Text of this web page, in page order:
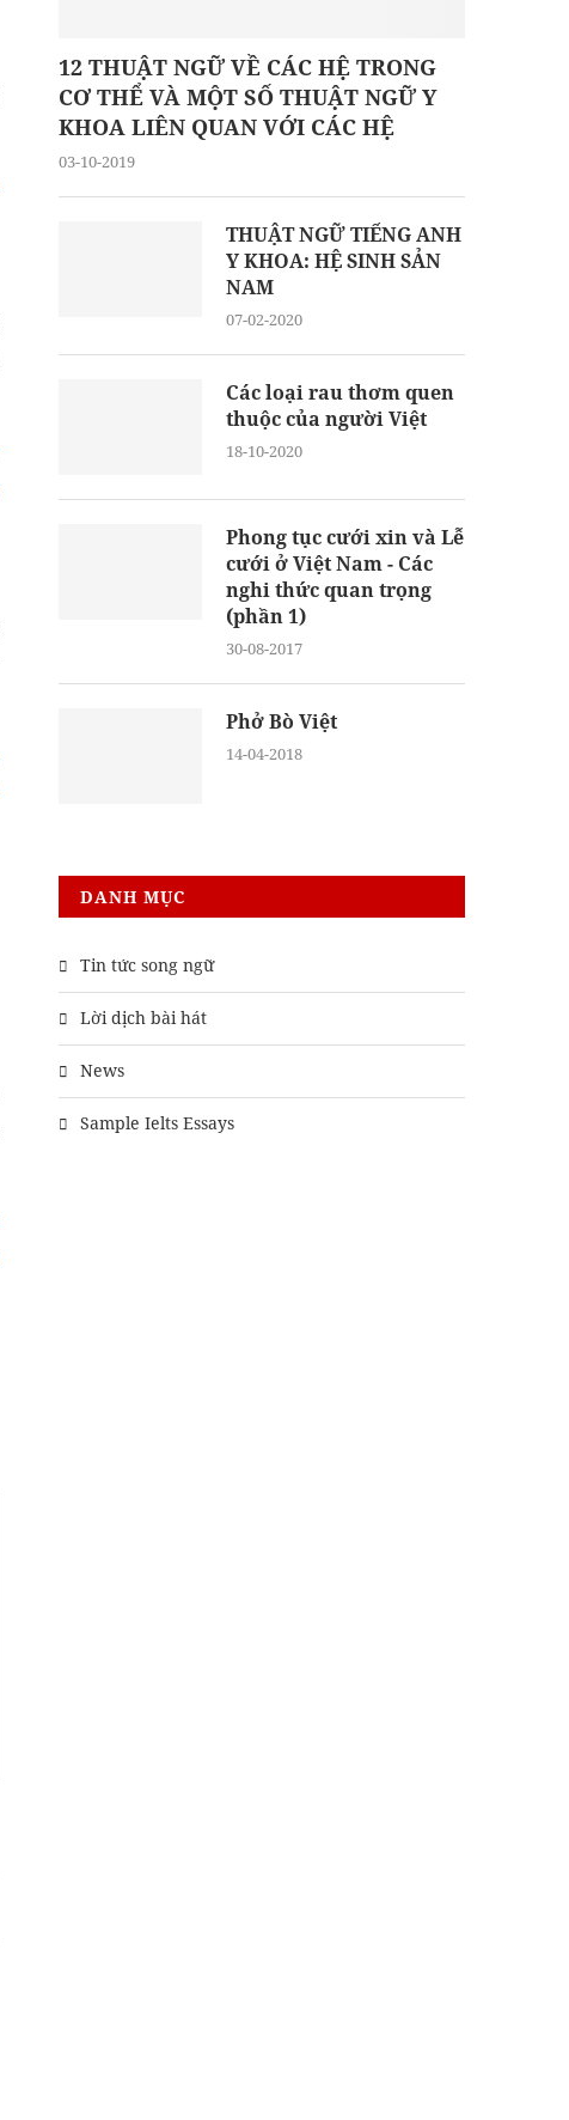
12 THUẬT NGỮ VỀ CÁC HỆ TRONG
CƠ THỂ VÀ MỘT SỐ THUẬT NGỮ Y
KHOA LIÊN QUAN VỚI CÁC HỆ
03-10-2019
THUẬT NGỮ TIẾNG ANH
Y KHOA: HỆ SINH SẢN
NAM
07-02-2020
Các loại rau thơm quen
thuộc của người Việt
18-10-2020
Phong tục cưới xin và Lễ
cưới ở Việt Nam - Các
nghi thức quan trọng
(phần 1)
30-08-2017
Phở Bò Việt
14-04-2018
DANH MỤC
Tin tức song ngữ
Lời dịch bài hát
News
Sample Ielts Essays